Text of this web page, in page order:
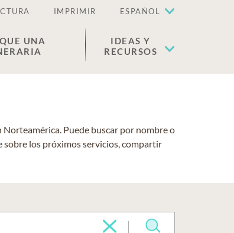
IMPRIMIR ESPAÑOL
UNA
IDEAS Y
RECURSOS
Puede buscar por nombre o
los próximos servicios, compartir